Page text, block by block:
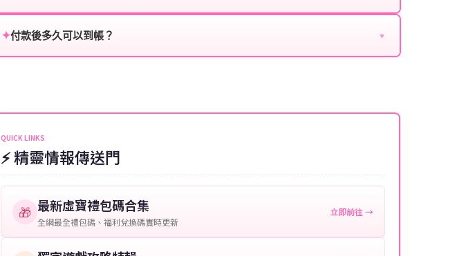
遊戲帳號：您的遊戲帳號或ID。
購買截圖：所購買商品的截圖以作確認。
提供這些信息能幫助我們更快地處理您的代儲需求，確保您盡享遊戲樂趣！
或異常儲值管道。您獲得的遊戲商品與官方購買的內容相同，可以安心使用。
✦付款後多久可以到帳？ ▼
QUICK LINKS
⚡ 精靈情報傳送門
🎁 最新虛寶禮包碼合集
全網最全禮包碼、福利兌換碼實時更新
立即前往 →